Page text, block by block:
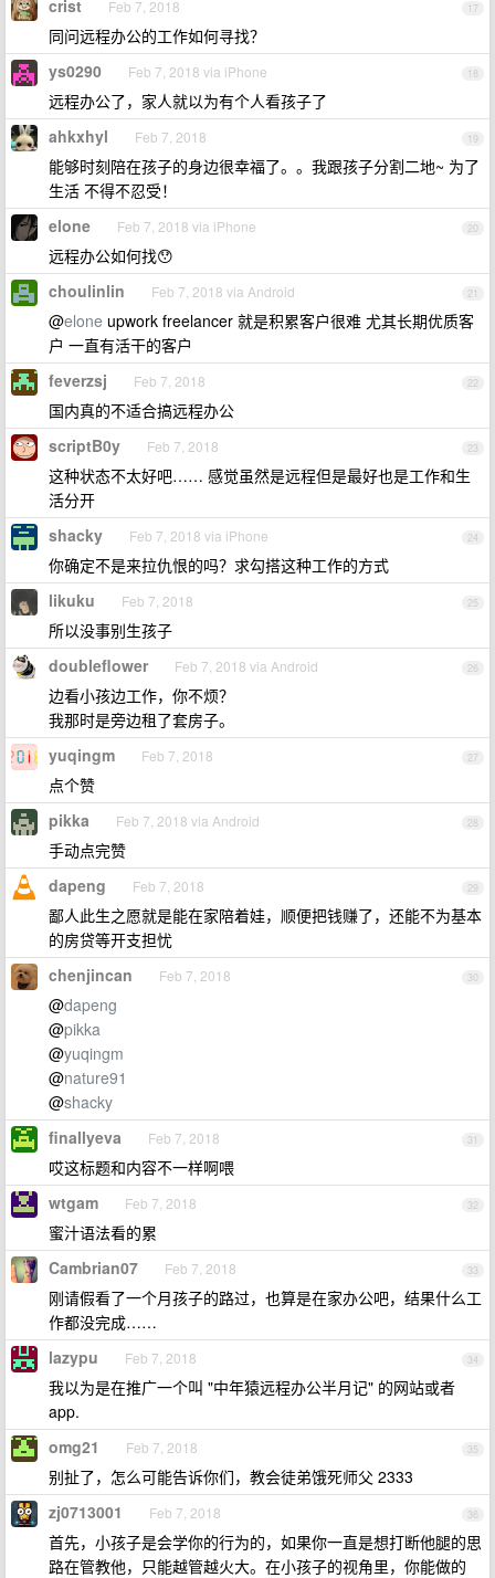
17
crist Feb 7, 2018
同问远程办公的工作如何寻找？
18
ys0290 Feb 7, 2018 via iPhone
远程办公了，家人就以为有个人看孩子了
19
ahkxhyl Feb 7, 2018
能够时刻陪在孩子的身边很幸福了。。我跟孩子分割二地~ 为了
生活 不得不忍受！
20
elone Feb 7, 2018 via iPhone
远程办公如何找😯
21
choulinlin Feb 7, 2018 via Android
@elone upwork freelancer 就是积累客户很难 尤其长期优质客
户 一直有活干的客户
22
feverzsj Feb 7, 2018
国内真的不适合搞远程办公
23
scriptB0y Feb 7, 2018
这种状态不太好吧…… 感觉虽然是远程但是最好也是工作和生
活分开
24
shacky Feb 7, 2018 via iPhone
你确定不是来拉仇恨的吗？求勾搭这种工作的方式
25
likuku Feb 7, 2018
所以没事别生孩子
26
doubleflower Feb 7, 2018 via Android
边看小孩边工作，你不烦？
我那时是旁边租了套房子。
27
yuqingm Feb 7, 2018
点个赞
28
pikka Feb 7, 2018 via Android
手动点完赞
29
dapeng Feb 7, 2018
鄙人此生之愿就是能在家陪着娃，顺便把钱赚了，还能不为基本
的房贷等开支担忧
30
chenjincan Feb 7, 2018
@dapeng
@pikka
@yuqingm
@nature91
@shacky
31
finallyeva Feb 7, 2018
哎这标题和内容不一样啊喂
32
wtgam Feb 7, 2018
蜜汁语法看的累
33
Cambrian07 Feb 7, 2018
刚请假看了一个月孩子的路过，也算是在家办公吧，结果什么工
作都没完成……
34
lazypu Feb 7, 2018
我以为是在推广一个叫 "中年猿远程办公半月记" 的网站或者
app.
35
omg21 Feb 7, 2018
别扯了，怎么可能告诉你们，教会徒弟饿死师父 2333
36
zj0713001 Feb 7, 2018
首先，小孩子是会学你的行为的，如果你一直是想打断他腿的思
路在管教他，只能越管越火大。在小孩子的视角里，你能做的